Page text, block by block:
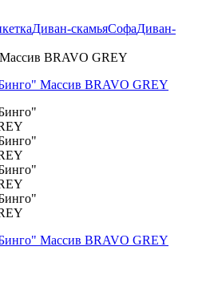
Диван-скамьяСофаДиван-
BRAVO GREY